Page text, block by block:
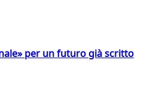
per un futuro già scritto